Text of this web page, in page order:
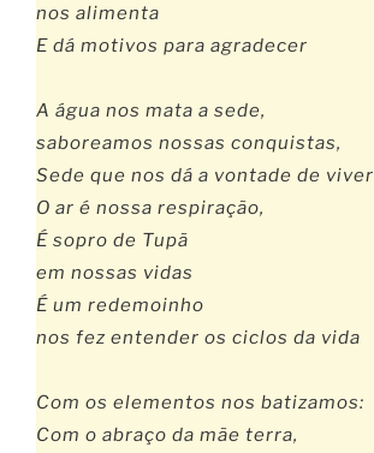
nos alimenta
E dá motivos para agradecer
A água nos mata a sede,
saboreamos nossas conquistas,
Sede que nos dá a vontade de viver
O ar é nossa respiração,
É sopro de Tupã
em nossas vidas
É um redemoinho
nos fez entender os ciclos da vida
Com os elementos nos batizamos:
Com o abraço da mãe terra,